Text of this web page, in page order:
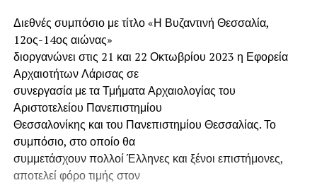
Διεθνές συμπόσιο με τίτλο «Η Βυζαντινή Θεσσαλία,
12ος-14ος αιώνας»
διοργανώνει στις 21 και 22 Οκτωβρίου 2023 η Εφορεία
Αρχαιοτήτων Λάρισας σε
συνεργασία με τα Τμήματα Αρχαιολογίας του
Αριστοτελείου Πανεπιστημίου
Θεσσαλονίκης και του Πανεπιστημίου Θεσσαλίας. Το
συμπόσιο, στο οποίο θα
συμμετάσχουν πολλοί Έλληνες και ξένοι επιστήμονες,
αποτελεί φόρο τιμής στον